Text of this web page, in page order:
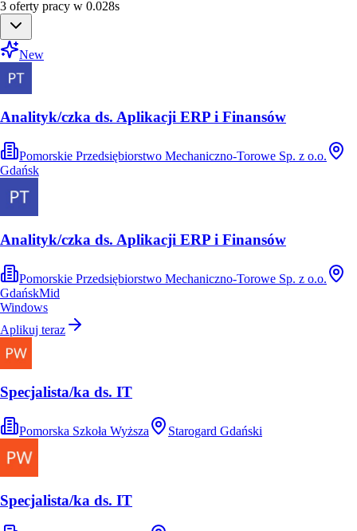
3 oferty pracy w 0.028s
New
Analityk/czka ds. Aplikacji ERP i Finansów
Pomorskie Przedsiębiorstwo Mechaniczno-Torowe Sp. z o.o.
Gdańsk
Analityk/czka ds. Aplikacji ERP i Finansów
Pomorskie Przedsiębiorstwo Mechaniczno-Torowe Sp. z o.o.
GdańskMid
Windows
Aplikuj teraz
Specjalista/ka ds. IT
Pomorska Szkoła Wyższa Starogard Gdański
Specjalista/ka ds. IT